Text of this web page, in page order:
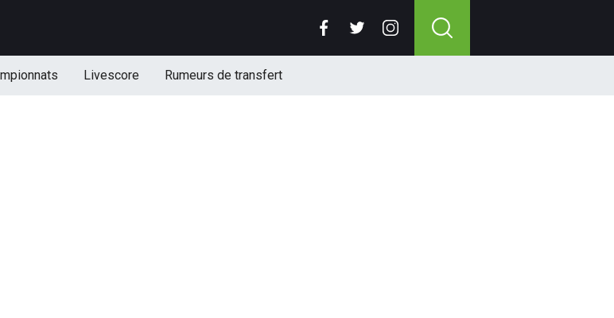
Livescore Rumeurs de transfert